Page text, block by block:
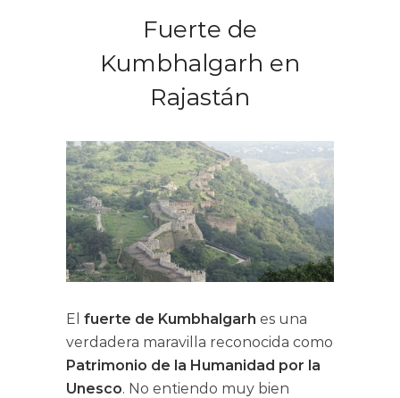
Fuerte de
Kumbhalgarh en
Rajastán
El fuerte de Kumbhalgarh es una
verdadera maravilla reconocida como
Patrimonio de la Humanidad por la
Unesco. No entiendo muy bien